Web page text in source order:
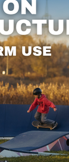
track